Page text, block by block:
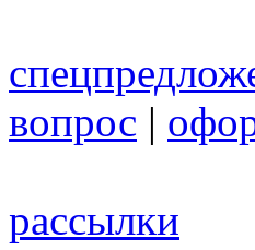
вопрос |
рассылки